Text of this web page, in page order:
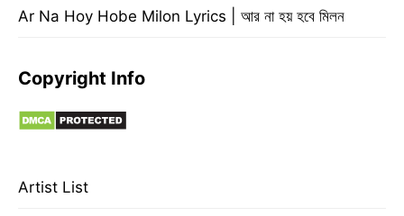
Ar Na Hoy Hobe Milon Lyrics | আর না হয় হবে মিলন
Copyright Info
Artist List